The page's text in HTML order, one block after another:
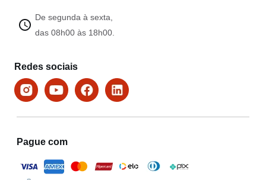
De segunda à sexta,
das 08h00 às 18h00.
Redes sociais
Pague com